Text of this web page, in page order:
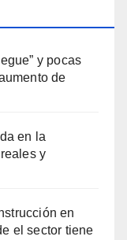
y pocas
de
en la
y
en
el sector tiene